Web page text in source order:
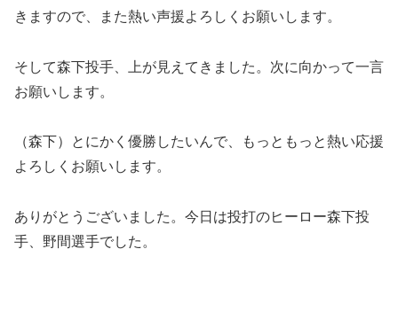
きますので、また熱い声援よろしくお願いします。
そして森下投手、上が見えてきました。次に向かって一言
お願いします。
（森下）とにかく優勝したいんで、もっともっと熱い応援
よろしくお願いします。
ありがとうございました。今日は投打のヒーロー森下投
手、野間選手でした。